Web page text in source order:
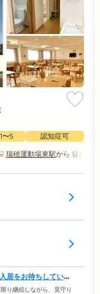
〜5
認知症可
瑞穂運動場東駅から 徒歩13分
居をお待ちしていま
り継続しながら、見守り